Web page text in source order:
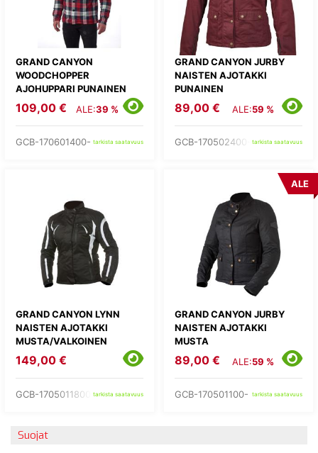
GRAND CANYON
WOODCHOPPER
AJOHUPPARI PUNAINEN
109,00 € ALE:39 %
GCB-170601400- tarkista saatavuus
GRAND CANYON JURBY
NAISTEN AJOTAKKI
PUNAINEN
89,00 € ALE:59 %
GCB-170502400- tarkista saatavuus
GRAND CANYON LYNN
NAISTEN AJOTAKKI
MUSTA/VALKOINEN
149,00 €
GCB-1705011800-tarkista saatavuus
GRAND CANYON JURBY
NAISTEN AJOTAKKI
MUSTA
ALE
89,00 € ALE:59 %
GCB-170501100- tarkista saatavuus
Suojat